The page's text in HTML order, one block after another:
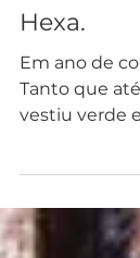
seleção
Hexa.
Em ano de
vestiu verde